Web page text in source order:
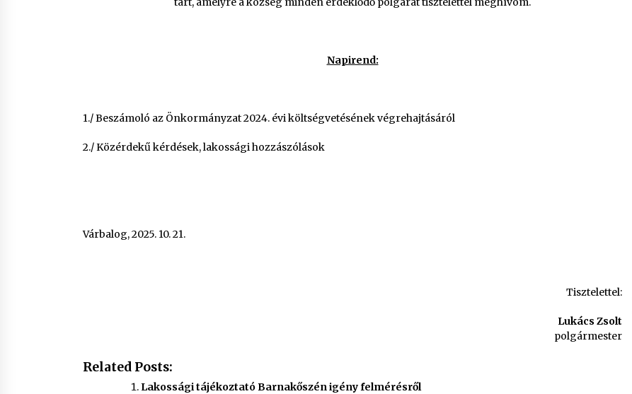
Napirend:
1./ Beszámoló az Önkormányzat 2024. évi költségvetésének végrehajtásáról
2./ Közérdekű kérdések, lakossági hozzászólások
Várbalog, 2025. 10. 21.
Tisztelettel:
Lukács Zsolt
polgármester
Related Posts:
Lakossági tájékoztató Barnakőszén igény felmérésről